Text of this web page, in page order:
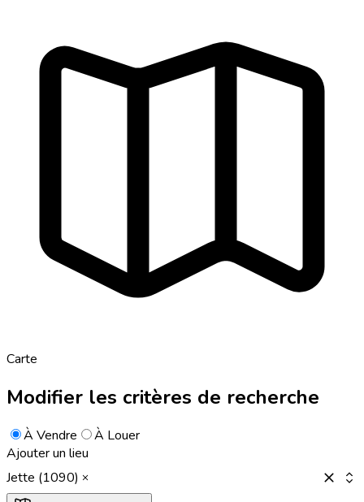
Carte
Modifier les critères de recherche
À Vendre
À Louer
Ajouter un lieu
Jette (1090)